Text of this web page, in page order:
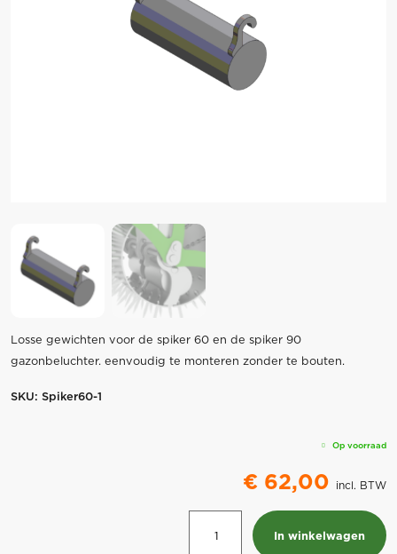
€ 62,00 incl. BTW
Losse gewichten voor de spiker 60 en de spiker 90
gazonbeluchter. eenvoudig te monteren zonder te bouten.
Op voorraad
In winkelwagen
SKU: Spiker60-1